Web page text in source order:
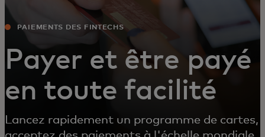
PAIEMENTS DES FINTECHS
Payer et être payé
en toute facilité
Lancez rapidement un programme de cartes,